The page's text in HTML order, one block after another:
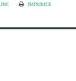
IMPRIMER